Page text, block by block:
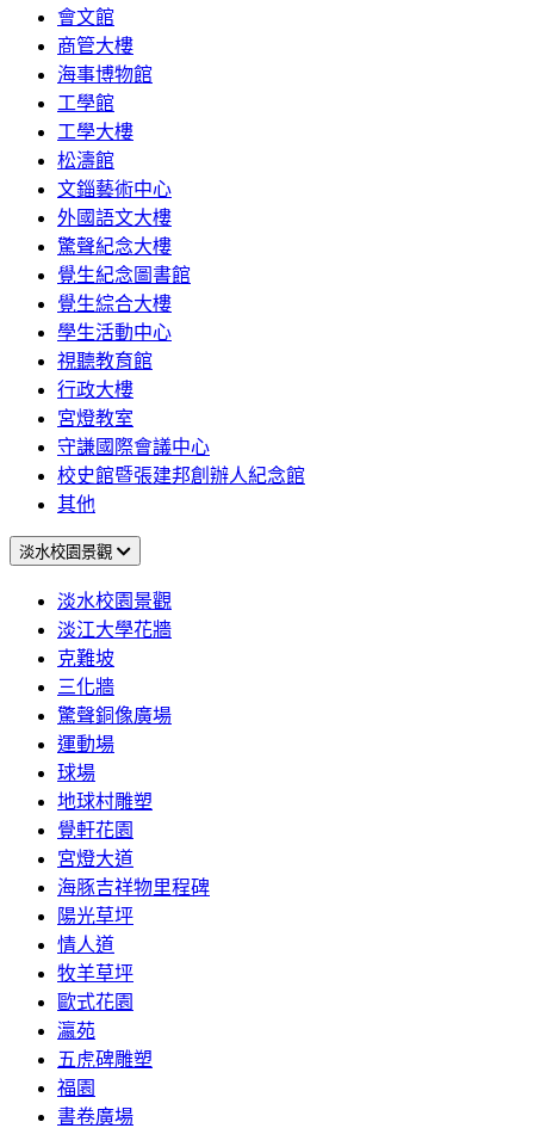
會文館
商管大樓
海事博物館
工學館
工學大樓
松濤館
文錙藝術中心
外國語文大樓
驚聲紀念大樓
覺生紀念圖書館
覺生綜合大樓
學生活動中心
視聽教育館
行政大樓
宮燈教室
守謙國際會議中心
校史館暨張建邦創辦人紀念館
其他
淡水校園景觀
淡水校園景觀
淡江大學花牆
克難坡
三化牆
驚聲銅像廣場
運動場
球場
地球村雕塑
覺軒花園
宮燈大道
海豚吉祥物里程碑
陽光草坪
情人道
牧羊草坪
歐式花園
瀛苑
五虎碑雕塑
福園
書卷廣場